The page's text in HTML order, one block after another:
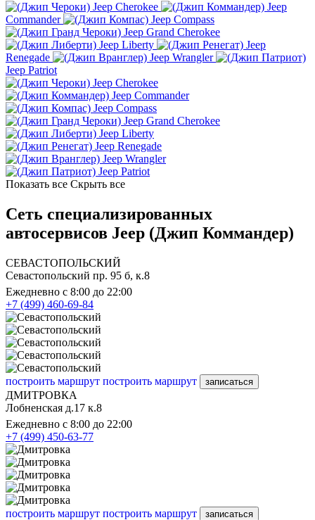
Jeep Cherokee
Jeep
Commander
Jeep Compass
Jeep Grand Cherokee
Jeep Liberty
Jeep
Renegade
Jeep Wrangler
Jeep Patriot
Jeep Cherokee
Jeep Commander
Jeep Compass
Jeep Grand Cherokee
Jeep Liberty
Jeep Renegade
Jeep Wrangler
Jeep Patriot
Показать все Скрыть все
Сеть специализированных
автосервисов Jeep (Джип Коммандер)
СЕВАСТОПОЛЬСКИЙ
Севастопольский пр. 95 б, к.8
Ежедневно с 8:00 до 22:00
+7 (499) 460-69-84
построить маршрут построить маршрут записаться
ДМИТРОВКА
Лобненская д.17 к.8
Ежедневно с 8:00 до 22:00
+7 (499) 450-63-77
построить маршрут построить маршрут записаться